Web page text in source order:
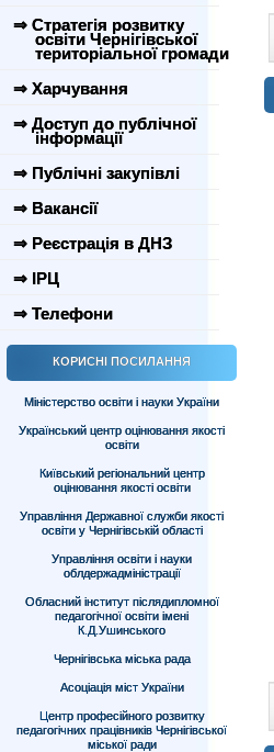
⇒ Стратегія розвитку
освіти Чернігівської
територіальної громади
⇒ Харчування
⇒ Доступ до публічної
інформації
⇒ Публічні закупівлі
⇒ Вакансії
⇒ Реєстрація в ДНЗ
⇒ ІРЦ
⇒ Телефони
КОРИСНІ ПОСИЛАННЯ
Міністерство освіти і науки України
Український центр оцінювання якості
освіти
Київський регіональний центр
оцінювання якості освіти
Управління Державної служби якості
освіти у Чернігівській області
Управління освіти і науки
облдержадміністрації
Обласний інститут післядипломної
педагогічної освіти імені
К.Д.Ушинського
Чернігівська міська рада
Асоціація міст України
Центр професійного розвитку
педагогічних працівників Чернігівської
міської ради